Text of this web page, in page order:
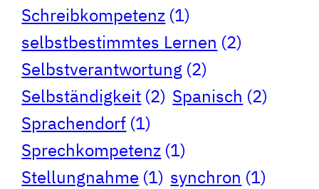
Schreibkompetenz (1)
selbstbestimmtes Lernen (2)
Selbstverantwortung (2)
Selbständigkeit (2) Spanisch (2)
Sprachendorf (1)
Sprechkompetenz (1)
Stellungnahme (1) synchron (1)